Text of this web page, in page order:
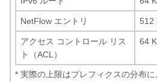
NetFlow エントリ 512
アクセス コントロール リス
ト（ACL）
64 K
* 実際の上限はプレフィクスの分布に